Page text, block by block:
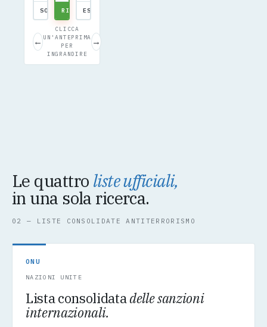
SOGGETTIRICERCAESITO
←
CLICCA
UN'ANTEPRIMA
PER
INGRANDIRE
→
Le quattro liste ufficiali,
in una sola ricerca.
02 — LISTE CONSOLIDATE ANTITERRORISMO
ONU
NAZIONI UNITE
Lista consolidatadelle sanzioni
internazionali.